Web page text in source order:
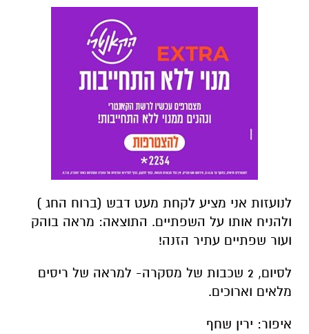
לנועזות אני מציע לקחת מעט דבש (ברוח החג )
ולהניח אותו על השפתיים. התוצאה: מראה בוהק
ועור שפתיים עתיר הזנה!
לסיום, 2 שכבות של מסקרה- למראה של ריסים
מלאים וארוכים.
איפור: ירין שחף